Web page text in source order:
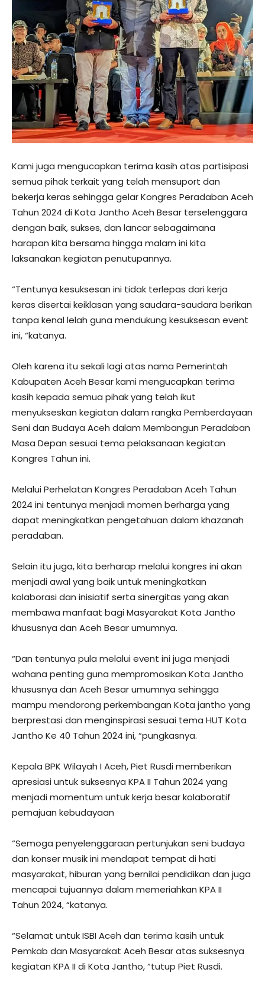
Kami juga mengucapkan terima kasih atas partisipasi
semua pihak terkait yang telah mensuport dan
bekerja keras sehingga gelar Kongres Peradaban Aceh
Tahun 2024 di Kota Jantho Aceh Besar terselenggara
dengan baik, sukses, dan lancar sebagaimana
harapan kita bersama hingga malam ini kita
laksanakan kegiatan penutupannya.
“Tentunya kesuksesan ini tidak terlepas dari kerja
keras disertai keiklasan yang saudara-saudara berikan
tanpa kenal lelah guna mendukung kesuksesan event
ini, “katanya.
Oleh karena itu sekali lagi atas nama Pemerintah
Kabupaten Aceh Besar kami mengucapkan terima
kasih kepada semua pihak yang telah ikut
menyukseskan kegiatan dalam rangka Pemberdayaan
Seni dan Budaya Aceh dalam Membangun Peradaban
Masa Depan sesuai tema pelaksanaan kegiatan
Kongres Tahun ini.
Melalui Perhelatan Kongres Peradaban Aceh Tahun
2024 ini tentunya menjadi momen berharga yang
dapat meningkatkan pengetahuan dalam khazanah
peradaban.
Selain itu juga, kita berharap melalui kongres ini akan
menjadi awal yang baik untuk meningkatkan
kolaborasi dan inisiatif serta sinergitas yang akan
membawa manfaat bagi Masyarakat Kota Jantho
khususnya dan Aceh Besar umumnya.
“Dan tentunya pula melalui event ini juga menjadi
wahana penting guna mempromosikan Kota Jantho
khususnya dan Aceh Besar umumnya sehingga
mampu mendorong perkembangan Kota jantho yang
berprestasi dan menginspirasi sesuai tema HUT Kota
Jantho Ke 40 Tahun 2024 ini, “pungkasnya.
Kepala BPK Wilayah I Aceh, Piet Rusdi memberikan
apresiasi untuk suksesnya KPA II Tahun 2024 yang
menjadi momentum untuk kerja besar kolaboratif
pemajuan kebudayaan
“Semoga penyelenggaraan pertunjukan seni budaya
dan konser musik ini mendapat tempat di hati
masyarakat, hiburan yang bernilai pendidikan dan juga
mencapai tujuannya dalam memeriahkan KPA II
Tahun 2024, “katanya.
“Selamat untuk ISBI Aceh dan terima kasih untuk
Pemkab dan Masyarakat Aceh Besar atas suksesnya
kegiatan KPA II di Kota Jantho, “tutup Piet Rusdi.